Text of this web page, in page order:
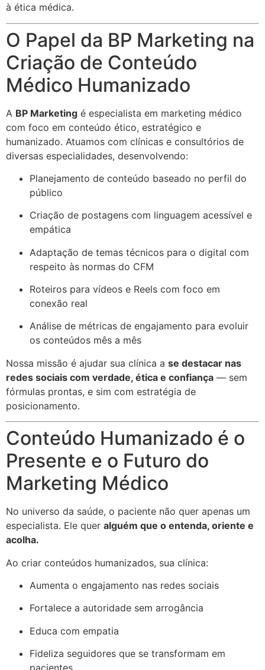
à ética médica.
O Papel da BP Marketing na
Criação de Conteúdo
Médico Humanizado
A BP Marketing é especialista em marketing médico
com foco em conteúdo ético, estratégico e
humanizado. Atuamos com clínicas e consultórios de
diversas especialidades, desenvolvendo:
Planejamento de conteúdo baseado no perfil do
público
Criação de postagens com linguagem acessível e
empática
Adaptação de temas técnicos para o digital com
respeito às normas do CFM
Roteiros para vídeos e Reels com foco em
conexão real
Análise de métricas de engajamento para evoluir
os conteúdos mês a mês
Nossa missão é ajudar sua clínica a se destacar nas
redes sociais com verdade, ética e confiança — sem
fórmulas prontas, e sim com estratégia de
posicionamento.
Conteúdo Humanizado é o
Presente e o Futuro do
Marketing Médico
No universo da saúde, o paciente não quer apenas um
especialista. Ele quer alguém que o entenda, oriente e
acolha.
Ao criar conteúdos humanizados, sua clínica:
Aumenta o engajamento nas redes sociais
Fortalece a autoridade sem arrogância
Educa com empatia
Fideliza seguidores que se transformam em